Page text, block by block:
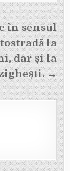
în sensul
la
dar și la
→